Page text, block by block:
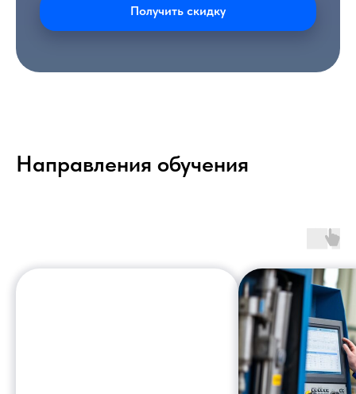
Получить скидку
Направления обучения